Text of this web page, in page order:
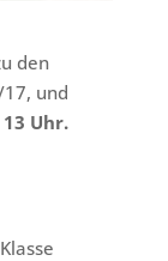
den
und
Uhr.